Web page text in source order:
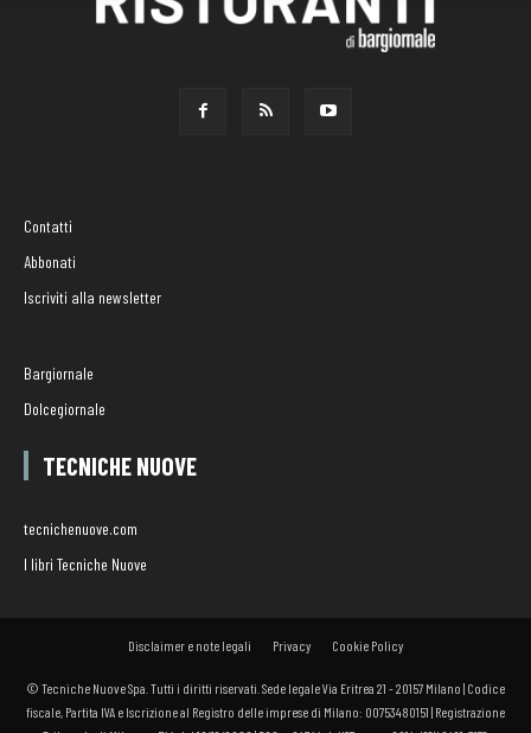
Contatti
Abbonati
Iscriviti alla newsletter
Bargiornale
Dolcegiornale
TECNICHE NUOVE
tecnichenuove.com
I libri Tecniche Nuove
Disclaimer e note legali Privacy Cookie Policy
© Tecniche Nuove Spa. Tutti i diritti riservati. Sede legale Via Eritrea 21 - 20157 Milano | Codice
fiscale, Partita IVA e Iscrizione al Registro delle imprese di Milano: 00753480151 | Registrazione